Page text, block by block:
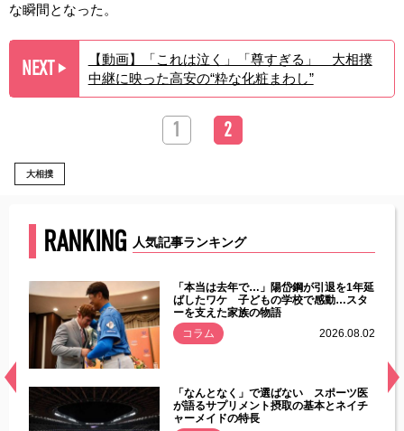
な瞬間となった。
NEXT ▶︎
【動画】「これは泣く」「尊すぎる」 大相撲
中継に映った高安の“粋な化粧まわし”
1 2
大相撲
RANKING 人気記事ランキング
常
「本当は去年で…」陽岱鋼が引退を1年延
ばしたワケ 子どもの学校で感動…スタ
ーを支えた家族の物語
コラム
2026.08.02
「なんとなく」で選ばない スポーツ医
が語るサプリメント摂取の基本とネイチ
ャーメイドの特長